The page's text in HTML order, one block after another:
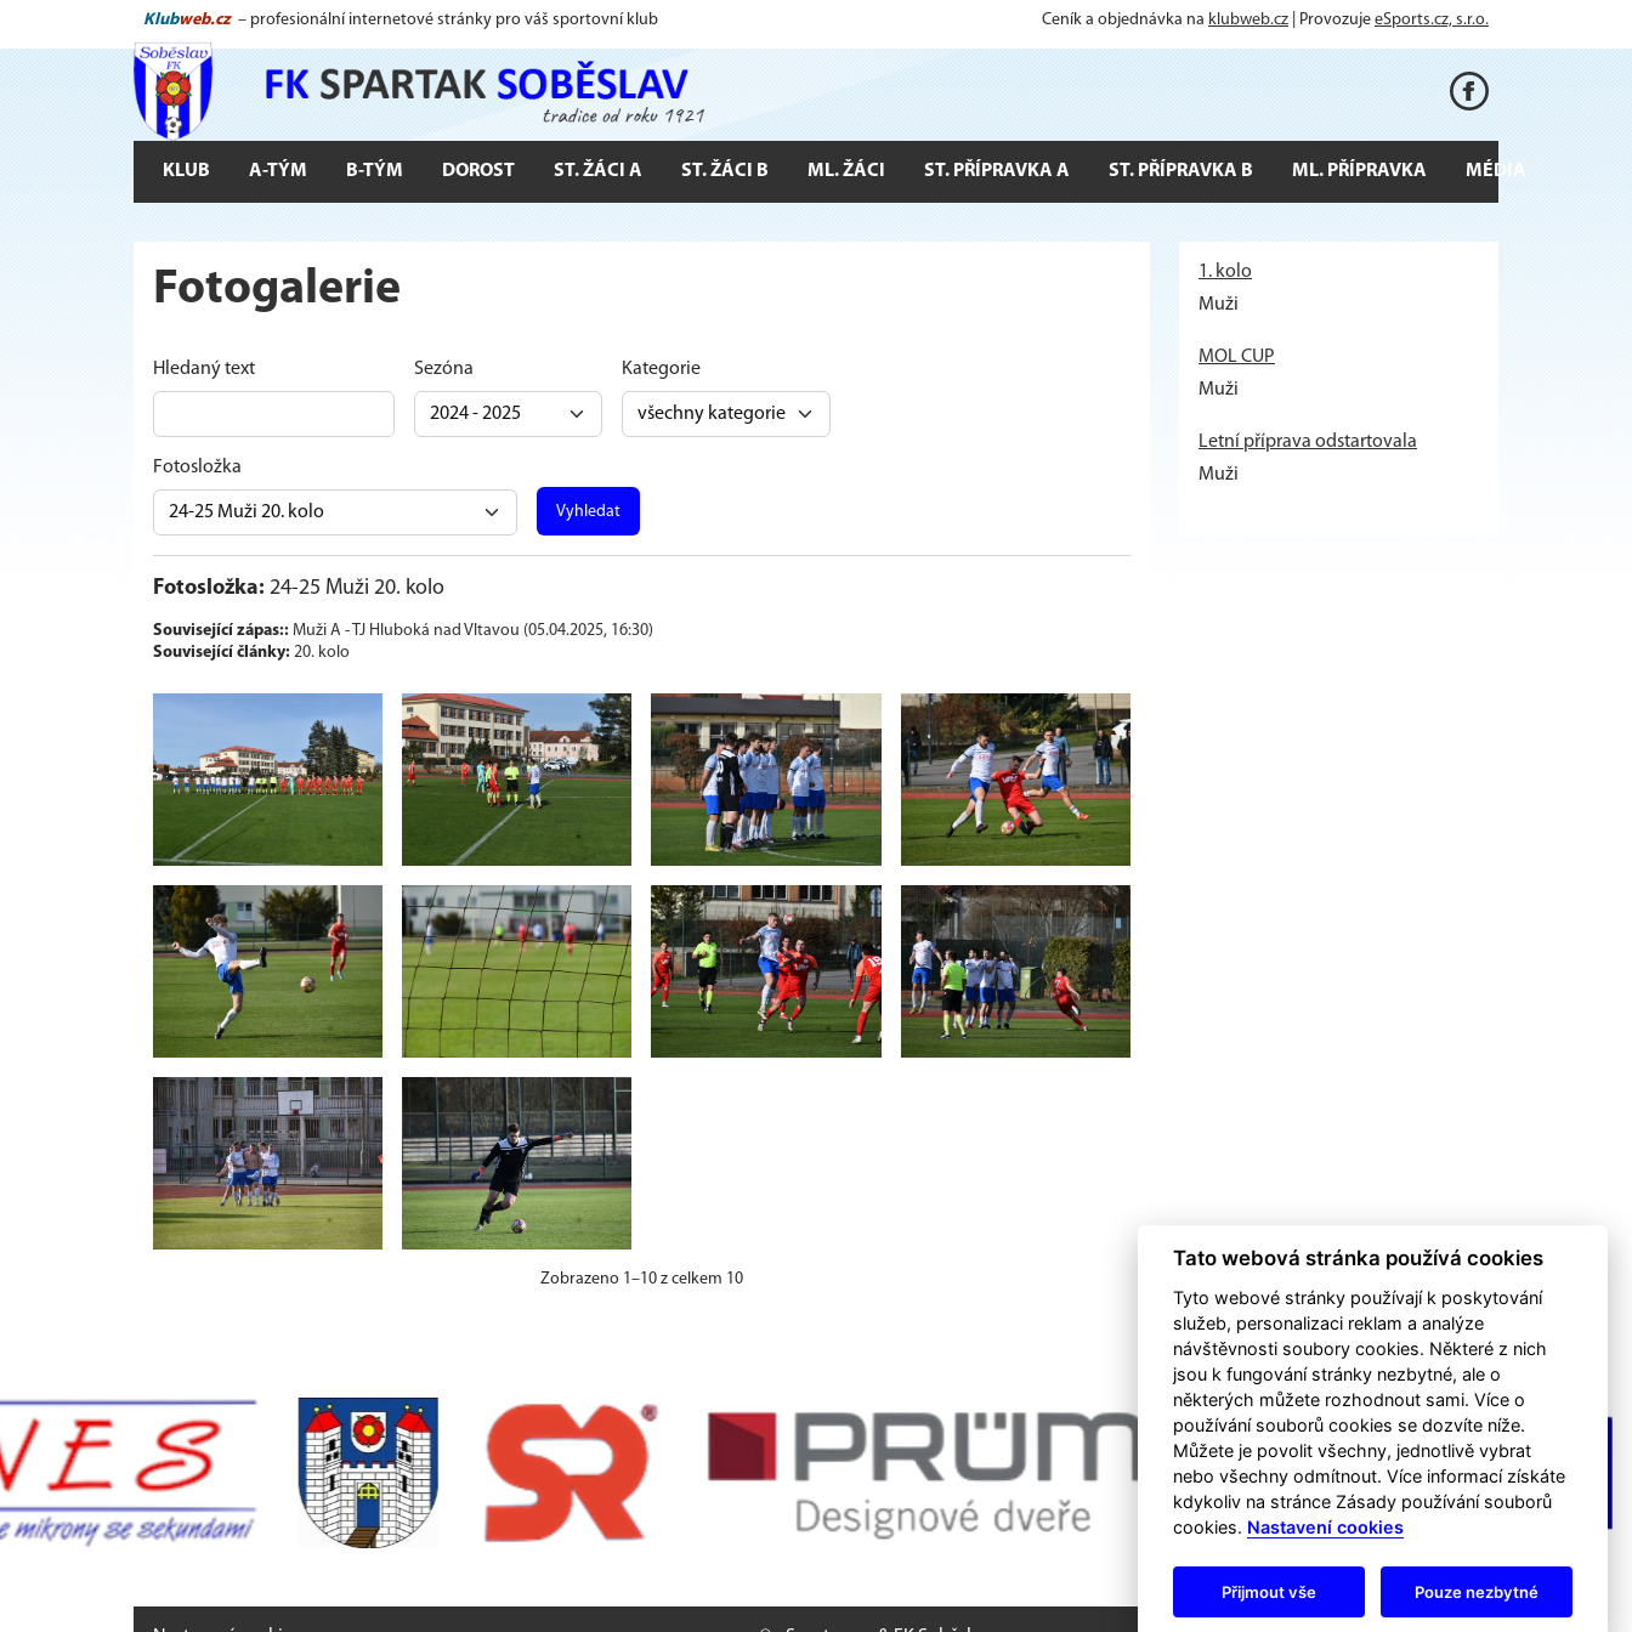
Klubweb.cz – profesionální internetové stránky pro váš sportovní klub Ceník a objednávka na klubweb.cz | Provozuje eSports.cz, s.r.o.
KLUB A-TÝM B-TÝM DOROST ST. ŽÁCI A ST. ŽÁCI B ML. ŽÁCI ST. PŘÍPRAVKA A ST. PŘÍPRAVKA B ML. PŘÍPRAVKA MÉDIA
Fotogalerie
Hledaný text Sezóna Kategorie
Fotosložka
Vyhledat
Fotosložka: 24-25 Muži 20. kolo
Související zápas:: Muži A - TJ Hluboká nad Vltavou (05.04.2025, 16:30)
Související články: 20. kolo
Zobrazeno 1–10 z celkem 10
1. kolo
Muži
MOL CUP
Muži
Letní příprava odstartovala
Muži
Tato webová stránka používá cookies
Tyto webové stránky používají k poskytování
služeb, personalizaci reklam a analýze
návštěvnosti soubory cookies. Některé z nich
jsou k fungování stránky nezbytné, ale o
některých můžete rozhodnout sami. Více o
používání souborů cookies se dozvíte níže.
Můžete je povolit všechny, jednotlivě vybrat
nebo všechny odmítnout. Více informací získáte
kdykoliv na stránce Zásady používání souborů
cookies. Nastavení cookies
Přijmout vše Pouze nezbytné